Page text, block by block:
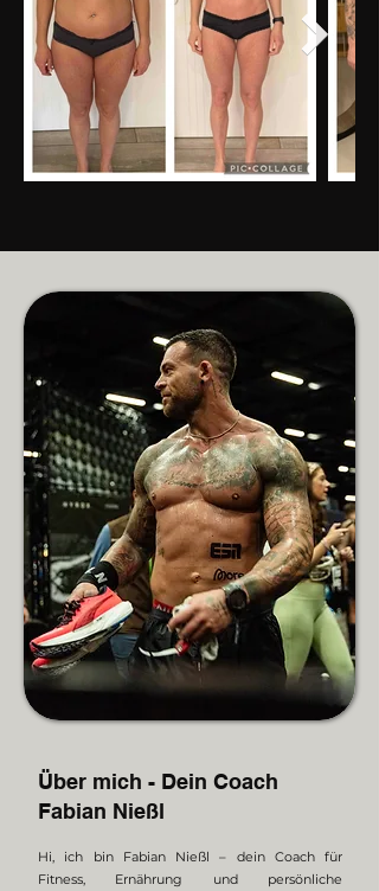
Über mich - Dein Coach
Fabian Nießl
Hi, ich bin Fabian Nießl – dein Coach für
Fitness, Ernährung und persönliche